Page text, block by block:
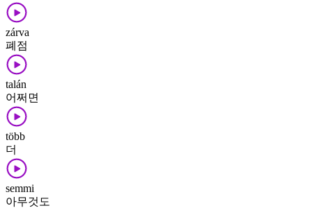
zárva
폐점
talán
어쩌면
több
더
semmi
아무것도